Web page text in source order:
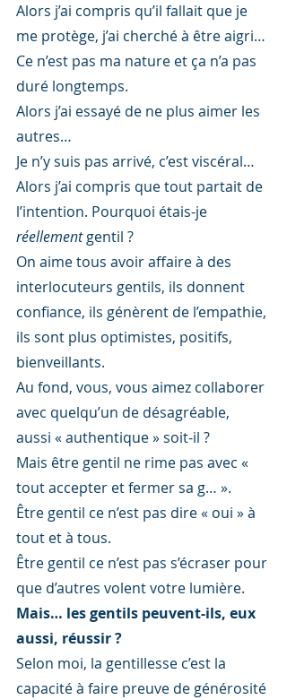
Alors j’ai compris qu’il fallait que je
me protège, j’ai cherché à être aigri…
Ce n’est pas ma nature et ça n’a pas
duré longtemps.
Alors j’ai essayé de ne plus aimer les
autres…
Je n’y suis pas arrivé, c’est viscéral…
Alors j’ai compris que tout partait de
l’intention. Pourquoi étais-je
réellement gentil ?
On aime tous avoir affaire à des
interlocuteurs gentils, ils donnent
confiance, ils génèrent de l’empathie,
ils sont plus optimistes, positifs,
bienveillants.
Au fond, vous, vous aimez collaborer
avec quelqu’un de désagréable,
aussi « authentique » soit-il ?
Mais être gentil ne rime pas avec «
tout accepter et fermer sa g… ».
Être gentil ce n’est pas dire « oui » à
tout et à tous.
Être gentil ce n’est pas s’écraser pour
que d’autres volent votre lumière.
Mais… les gentils peuvent-ils, eux
aussi, réussir ?
Selon moi, la gentillesse c’est la
capacité à faire preuve de générosité